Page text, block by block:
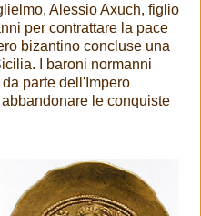
Alessio Axuch, figlio
per contrattare la pace
bizantino concluse una
I baroni normanni
parte dell'Impero
le conquiste